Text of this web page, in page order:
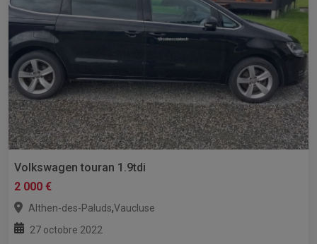
Volkswagen touran 1.9tdi
2 000 €
Althen-des-Paluds,Vaucluse
27 octobre 2022